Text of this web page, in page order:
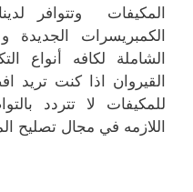
المكيفات وتتوافر
الكمبريسرات الجديدة
الشاملة لكافه أنواع
القيروان اذا كنت تريد
للمكيفات لا تتردد
اللازمه في مجال تصليح